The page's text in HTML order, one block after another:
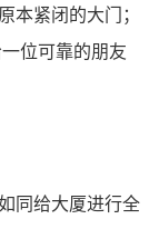
本紧闭的大门；
位可靠的朋友
同给大厦进行全